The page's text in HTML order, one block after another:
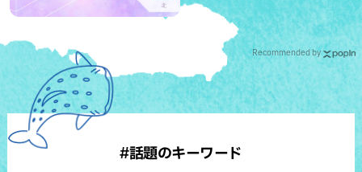
Recommended by
#話題のキーワード